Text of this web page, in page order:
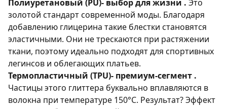
Полиуретановый (PU)- выбор для жизни . Это
золотой стандарт современной моды. Благодаря
добавлению глицерина такие блестки становятся
эластичными. Они не трескаются при растяжении
ткани, поэтому идеально подходят для спортивных
легинсов и облегающих платьев.
Термопластичный (TPU)- премиум-сегмент .
Частицы этого глиттера буквально вплавляются в
волокна при температуре 150°C. Результат? Эффект